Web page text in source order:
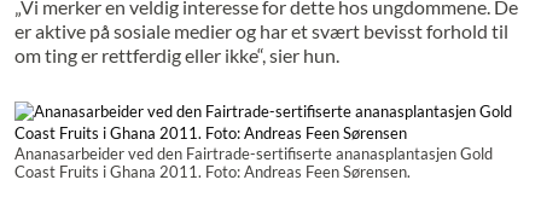
„Vi merker en veldig interesse for dette hos ungdommene. De
er aktive på sosiale medier og har et svært bevisst forhold til
om ting er rettferdig eller ikke“, sier hun.
Ananasarbeider ved den Fairtrade-sertifiserte ananasplantasjen Gold
Coast Fruits i Ghana 2011. Foto: Andreas Feen Sørensen.